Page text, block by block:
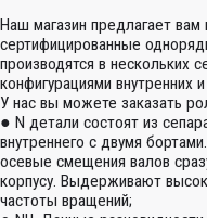
Наш магазин предлагает
сертифицированные
производятся в нескольких
конфигурациями внутренних
У нас вы можете заказать
● N детали состоят из
внутреннего с двумя
осевые смещения валов
корпусу. Выдерживают
частоты вращений;